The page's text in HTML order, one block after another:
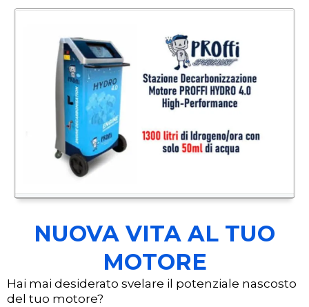
NUOVA VITA AL TUO
MOTORE
Hai mai desiderato svelare il potenziale nascosto
del tuo motore?